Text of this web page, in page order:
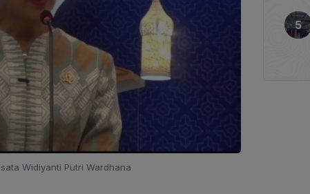
Widiyanti Putri Wardhana